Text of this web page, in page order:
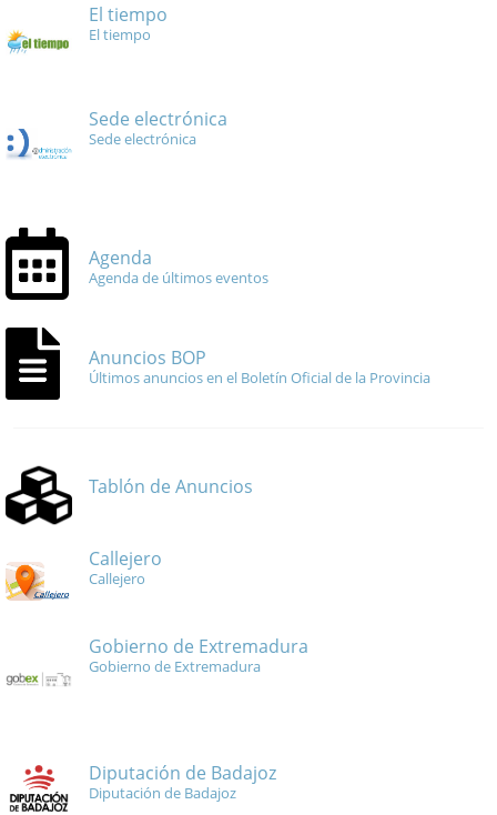
El tiempo
El tiempo
Sede electrónica
Sede electrónica
Agenda
Agenda de últimos eventos
Anuncios BOP
Últimos anuncios en el Boletín Oficial de la Provincia
Tablón de Anuncios
Callejero
Callejero
Gobierno de Extremadura
Gobierno de Extremadura
Diputación de Badajoz
Diputación de Badajoz